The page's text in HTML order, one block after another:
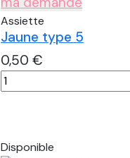
Assiette
Jaune type 5
0,50€
quantité
de
5
Disponible